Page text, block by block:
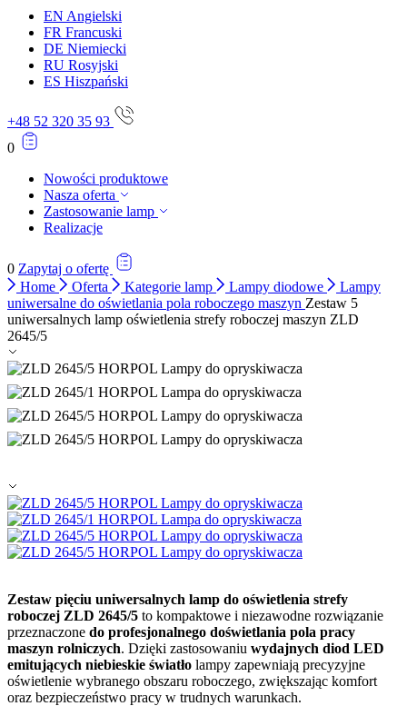
EN Angielski
FR Francuski
DE Niemiecki
RU Rosyjski
ES Hiszpański
+48 52 320 35 93
0
Nowości produktowe
Nasza oferta
Zastosowanie lamp
Realizacje
0 Zapytaj o ofertę
Home
Oferta Kategorie lamp Lampy diodowe
Lampy
uniwersalne do oświetlania pola roboczego maszyn Zestaw 5
uniwersalnych lamp oświetlenia strefy roboczej maszyn ZLD
2645/5
Zestaw pięciu uniwersalnych lamp do oświetlenia strefy
roboczej ZLD 2645/5 to kompaktowe i niezawodne rozwiązanie
przeznaczone do profesjonalnego doświetlania pola pracy
maszyn rolniczych. Dzięki zastosowaniu wydajnych diod LED
emitujących niebieskie światło lampy zapewniają precyzyjne
oświetlenie wybranego obszaru roboczego, zwiększając komfort
oraz bezpieczeństwo pracy w trudnych warunkach.